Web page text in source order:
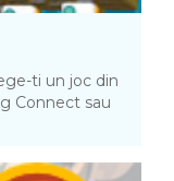
ti un joc din
Connect sau